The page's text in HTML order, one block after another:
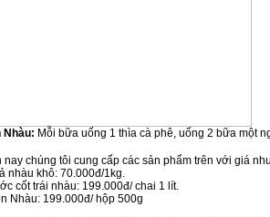
Nhàu: Mỗi bữa uống 1 thìa cà phê, uống 2 bữa một
nay chúng tôi cung cấp các sản phẩm trên với giá
nhàu khô: 70.000đ/1kg.
cốt trái nhàu: 199.000đ/ chai 1 lít.
Nhàu: 199.000đ/ hộp 500g